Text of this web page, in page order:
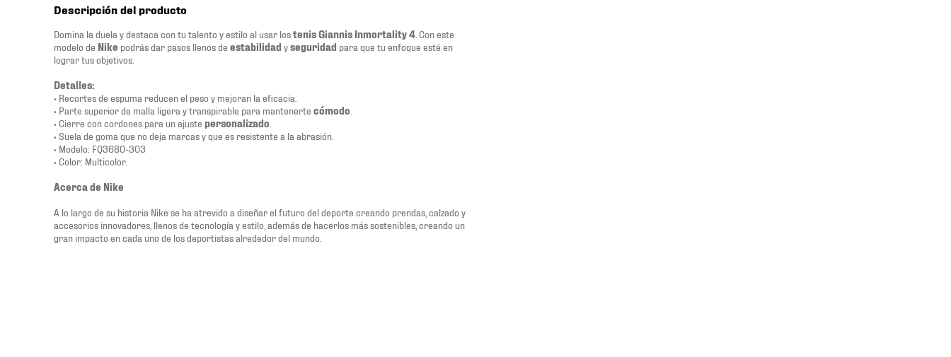
Descripción del producto
Domina la duela y destaca con tu talento y estilo al usar lostenis Giannis Inmortality 4 . Con este
modelo de Nike podrás dar pasos llenos de estabilidad yseguridad para que tu enfoque esté en
lograr tus objetivos.
Detalles:
• Recortes de espuma reducen el peso y mejoran la eficacia.
• Parte superior de malla ligera y transpirable para mantenerte cómodo
• Cierre con cordones para un ajuste personalizado
• Suela de goma que no deja marcas y que es resistente a la abrasión.
• Modelo: FQ3680-303
• Color: Multicolor.
Acerca de Nike
A lo largo de su historia Nike se ha atrevido a diseñar el futuro del deporte creando prendas, calzado y
accesorios innovadores, llenos de tecnología y estilo, además de hacerlos más sostenibles, creando un
gran impacto en cada uno de los deportistas alrededor del mundo.